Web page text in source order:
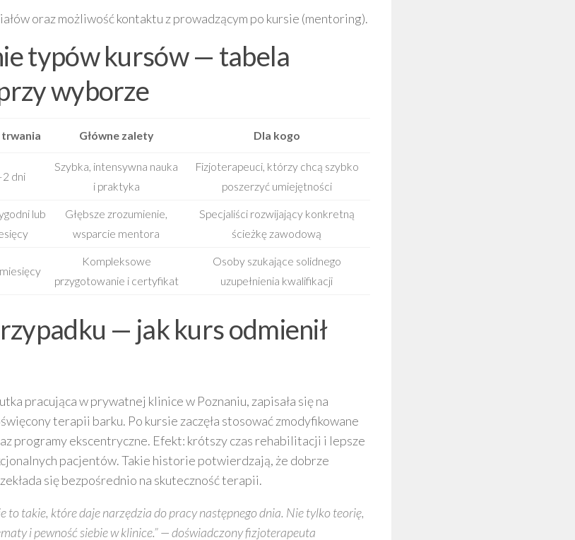
oraz możliwość kontaktu z prowadzącym po kursie (mentoring).
typów kursów — tabela
wyborze
trwania Główne zalety Dla kogo
dni
Szybka, intensywna nauka
i praktyka
Fizjoterapeuci, którzy chcą szybko
poszerzyć umiejętności
lub
Głębsze zrozumienie,
wsparcie mentora
Specjaliści rozwijający konkretną
ścieżkę zawodową
Kompleksowe
przygotowanie i certyfikat
Osoby szukające solidnego
uzupełnienia kwalifikacji
— jak kurs odmienił
pracująca w prywatnej klinice w Poznaniu, zapisała się na
terapii barku. Po kursie zaczęła stosować zmodyfikowane
programy ekscentryczne. Efekt: krótszy czas rehabilitacji i lepsze
pacjentów. Takie historie potwierdzają, że dobrze
się bezpośrednio na skuteczność terapii.
to takie, które daje narzędzia do pracy następnego dnia. Nie tylko teorię,
i pewność siebie w klinice.” — doświadczony fizjoterapeuta